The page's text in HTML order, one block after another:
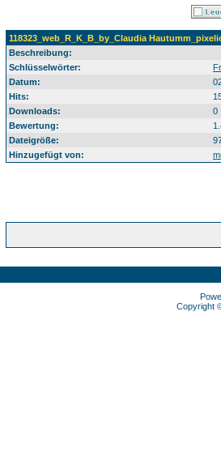
118323_web_R_K_B_by_Claudia
Beschreibung:
Schlüsselwörter:
Datum:
Hits:
Downloads:
0
Bewertung:
Dateigröße:
Hinzugefügt von:
Copyright